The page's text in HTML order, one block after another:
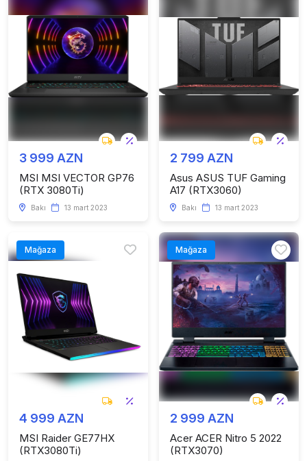
3 999 AZN
MSI MSI VECTOR GP76
(RTX 3080Ti)
Bakı 13 mart 2023
2 799 AZN
Asus ASUS TUF Gaming
A17 (RTX3060)
Bakı 13 mart 2023
Mağaza
4 999 AZN
MSI Raider GE77HX
(RTX3080Ti)
Mağaza
2 999 AZN
Acer ACER Nitro 5 2022
(RTX3070)